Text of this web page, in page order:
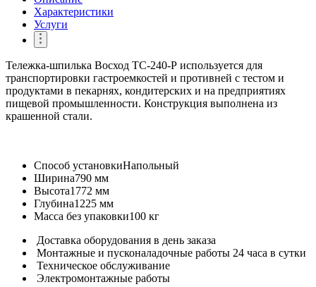
Характеристики
Услуги
Тележка-шпилька Восход ТС-240-Р используется для
транспортировки гастроемкостей и противней с тестом и
продуктами в пекарнях, кондитерских и на предприятиях
пищевой промышленности. Конструкция выполнена из
крашенной стали.
Способ установкиНапольный
Ширина790 мм
Высота1772 мм
Глубина1225 мм
Масса без упаковки100 кг
Доставка оборудования в день заказа
Монтажные и пусконаладочные работы 24 часа в сутки
Техническое обслуживание
Электромонтажные работы